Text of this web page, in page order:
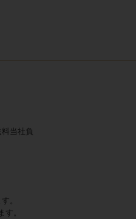
料当社負
。
。